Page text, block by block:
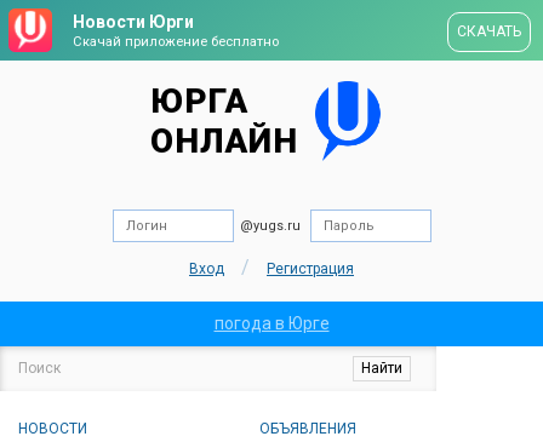
Новости Юрги
Скачай приложение бесплатно
СКАЧАТЬ
ЮРГА
ОНЛАЙН
@yugs.ru
Вход / Регистрация
погода в Юрге
НОВОСТИ ОБЪЯВЛЕНИЯ